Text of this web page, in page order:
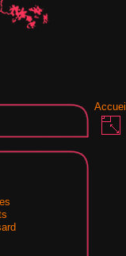
Accueil